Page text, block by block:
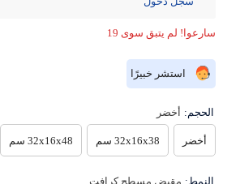
سارعوا! لم يتبق سوى 19
استشر خبيرًا
الحجم: أخضر
أخضر 32x16x38 سم 32x16x48 سم
النمط: مقبض مسطح كرافت